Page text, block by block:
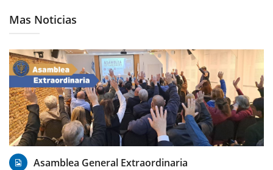
Mas Noticias
07/08/2026
Asamblea General Extraordinaria